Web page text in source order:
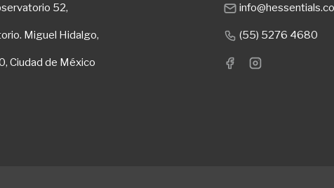
52,
Miguel Hidalgo,
Ciudad de México
(55) 5276 4680